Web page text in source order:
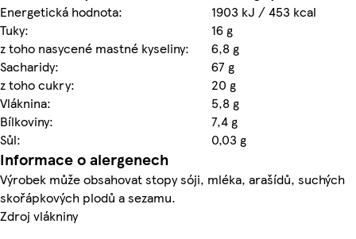
Energetická hodnota:
1903 kJ / 453 kcal
Tuky:
16 g
z toho nasycené mastné kyseliny:
6,8 g
Sacharidy:
67 g
z toho cukry:
20 g
Vláknina:
5,8 g
Bílkoviny:
7,4 g
Sůl:
0,03 g
Informace o alergenech
Výrobek může obsahovat stopy sóji, mléka, arašídů, suchých
skořápkových plodů a sezamu.
Zdroj vlákniny